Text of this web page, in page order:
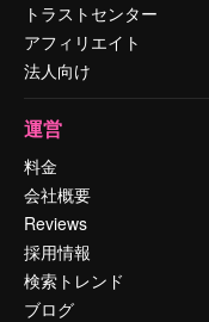
トラストセンター
アフィリエイト
法人向け
運営
料金
会社概要
Reviews
採用情報
検索トレンド
ブログ